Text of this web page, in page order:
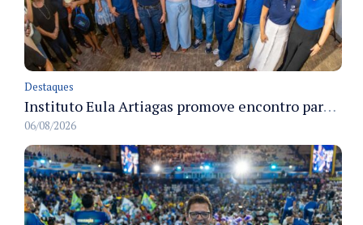
Destaques
Instituto Eula Artiagas promove encontro para discutir melhorias para o bairro Petrópolis
06/08/2026